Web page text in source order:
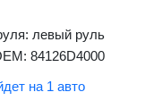
левый руль
84126D4000
на 1 авто